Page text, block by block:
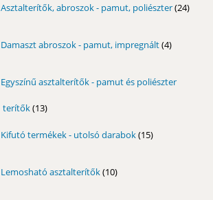
Asztalterítők, abroszok - pamut, poliészter 24
Damaszt abroszok - pamut, impregnált 4
termék
Egyszínű asztalterítők - pamut és poliészter
terítők 1313
Kifutó termékek - utolsó darabok 15
termék
Lemosható asztalterítők 10
termék